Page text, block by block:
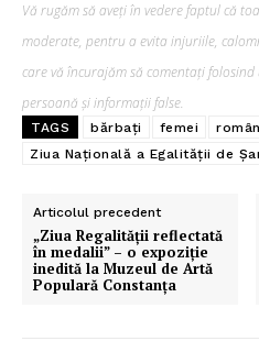
Pentru și mai
Vă rugăm să aveți în vedere faptul că
moderate, pentru a evita injuriile,
care vă încurajăm să comentați
persoană și informații false.
TAGS bărbați femei
Ziua Națională a Egalității de
Articolul precedent
„Ziua Regalității reflectată
în medalii” – o expoziție
inedită la Muzeul de Artă
Populară Constanța